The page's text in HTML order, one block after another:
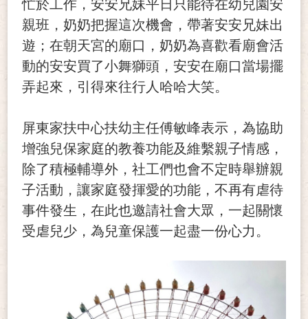
忙於工作，安安兄妹平日只能待在幼兒園安
親班，奶奶把握這次機會，帶著安安兄妹出
遊；在朝天宮的廟口，奶奶為喜歡看廟會活
動的安安買了小舞獅頭，安安在廟口當場擺
弄起來，引得來往行人哈哈大笑。
屏東家扶中心扶幼主任傅敏峰表示，為協助
增強兒保家庭的教養功能及維繫親子情感，
除了積極輔導外，社工們也會不定時舉辦親
子活動，讓家庭發揮愛的功能，不再有虐待
事件發生，在此也邀請社會大眾，一起關懷
受虐兒少，為兒童保護一起盡一份心力。